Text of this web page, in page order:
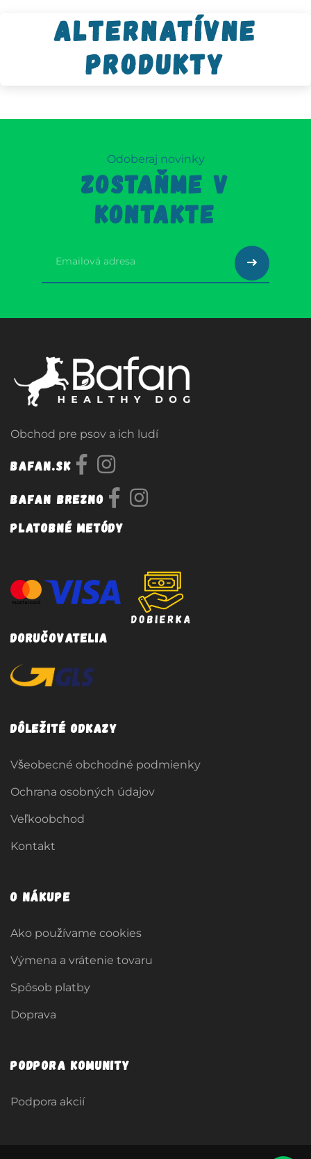
Alternatívne
produkty
Odoberaj novinky
ZOSTAŇME V
KONTAKTE
Obchod pre psov a ich ludí
Bafan.sk
Bafan Brezno
Platobné metódy
Doručovatelia
Dôležité odkazy
Všeobecné obchodné podmienky
Ochrana osobných údajov
Veľkoobchod
Kontakt
O nákupe
Ako používame cookies
Výmena a vrátenie tovaru
Spôsob platby
Doprava
Podpora komunity
Podpora akcií